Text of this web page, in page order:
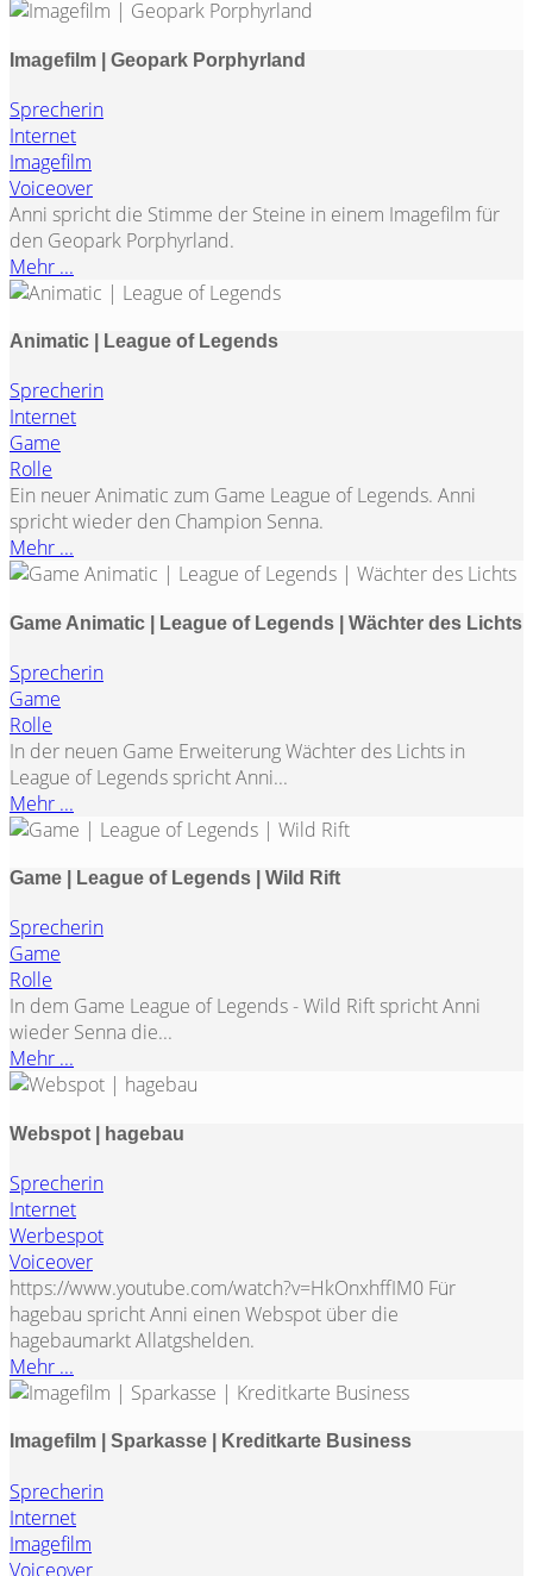
Imagefilm | Geopark Porphyrland
Sprecherin
Internet
Imagefilm
Voiceover
Anni spricht die Stimme der Steine in einem Imagefilm für
den Geopark Porphyrland.
Mehr ...
Animatic | League of Legends
Sprecherin
Internet
Game
Rolle
Ein neuer Animatic zum Game League of Legends. Anni
spricht wieder den Champion Senna.
Mehr ...
Game Animatic | League of Legends | Wächter des Lichts
Sprecherin
Game
Rolle
In der neuen Game Erweiterung Wächter des Lichts in
League of Legends spricht Anni...
Mehr ...
Game | League of Legends | Wild Rift
Sprecherin
Game
Rolle
In dem Game League of Legends - Wild Rift spricht Anni
wieder Senna die...
Mehr ...
Webspot | hagebau
Sprecherin
Internet
Werbespot
Voiceover
https://www.youtube.com/watch?v=HkOnxhffIM0 Für
hagebau spricht Anni einen Webspot über die
hagebaumarkt Allatgshelden.
Mehr ...
Imagefilm | Sparkasse | Kreditkarte Business
Sprecherin
Internet
Imagefilm
Voiceover